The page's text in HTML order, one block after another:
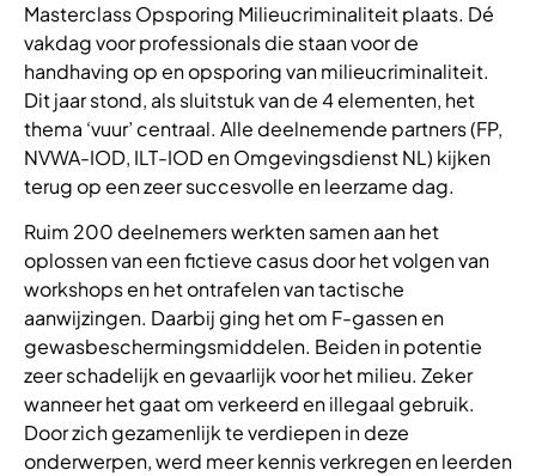
Masterclass Opsporing Milieucriminaliteit plaats. Dé
vakdag voor professionals die staan voor de
handhaving op en opsporing van milieucriminaliteit.
Dit jaar stond, als sluitstuk van de 4 elementen, het
thema ‘vuur’ centraal. Alle deelnemende partners (FP,
NVWA-IOD, ILT-IOD en Omgevingsdienst NL) kijken
terug op een zeer succesvolle en leerzame dag.
Ruim 200 deelnemers werkten samen aan het
oplossen van een fictieve casus door het volgen van
workshops en het ontrafelen van tactische
aanwijzingen. Daarbij ging het om F-gassen en
gewasbeschermingsmiddelen. Beiden in potentie
zeer schadelijk en gevaarlijk voor het milieu. Zeker
wanneer het gaat om verkeerd en illegaal gebruik.
Door zich gezamenlijk te verdiepen in deze
onderwerpen, werd meer kennis verkregen en leerden